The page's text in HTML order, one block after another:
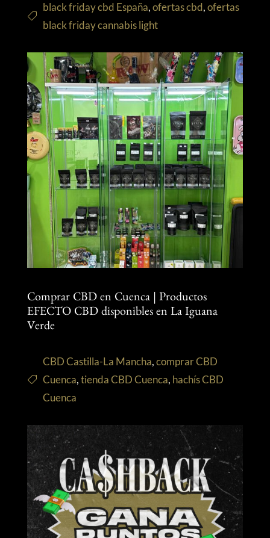
black friday cbd España,ofertas cbd,ofertas
black friday cannabis light
Comprar CBD en Cuenca | Productos
EFECTO CBD disponibles en La Iguana
Verde
CBD Castilla-La Mancha,comprar CBD
Cuenca,tienda CBD Cuenca, hachís CBD
Cuenca